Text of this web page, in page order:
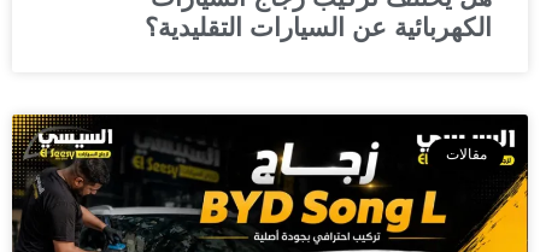
الكهربائية عن السيارات التقليدية؟
مقالات